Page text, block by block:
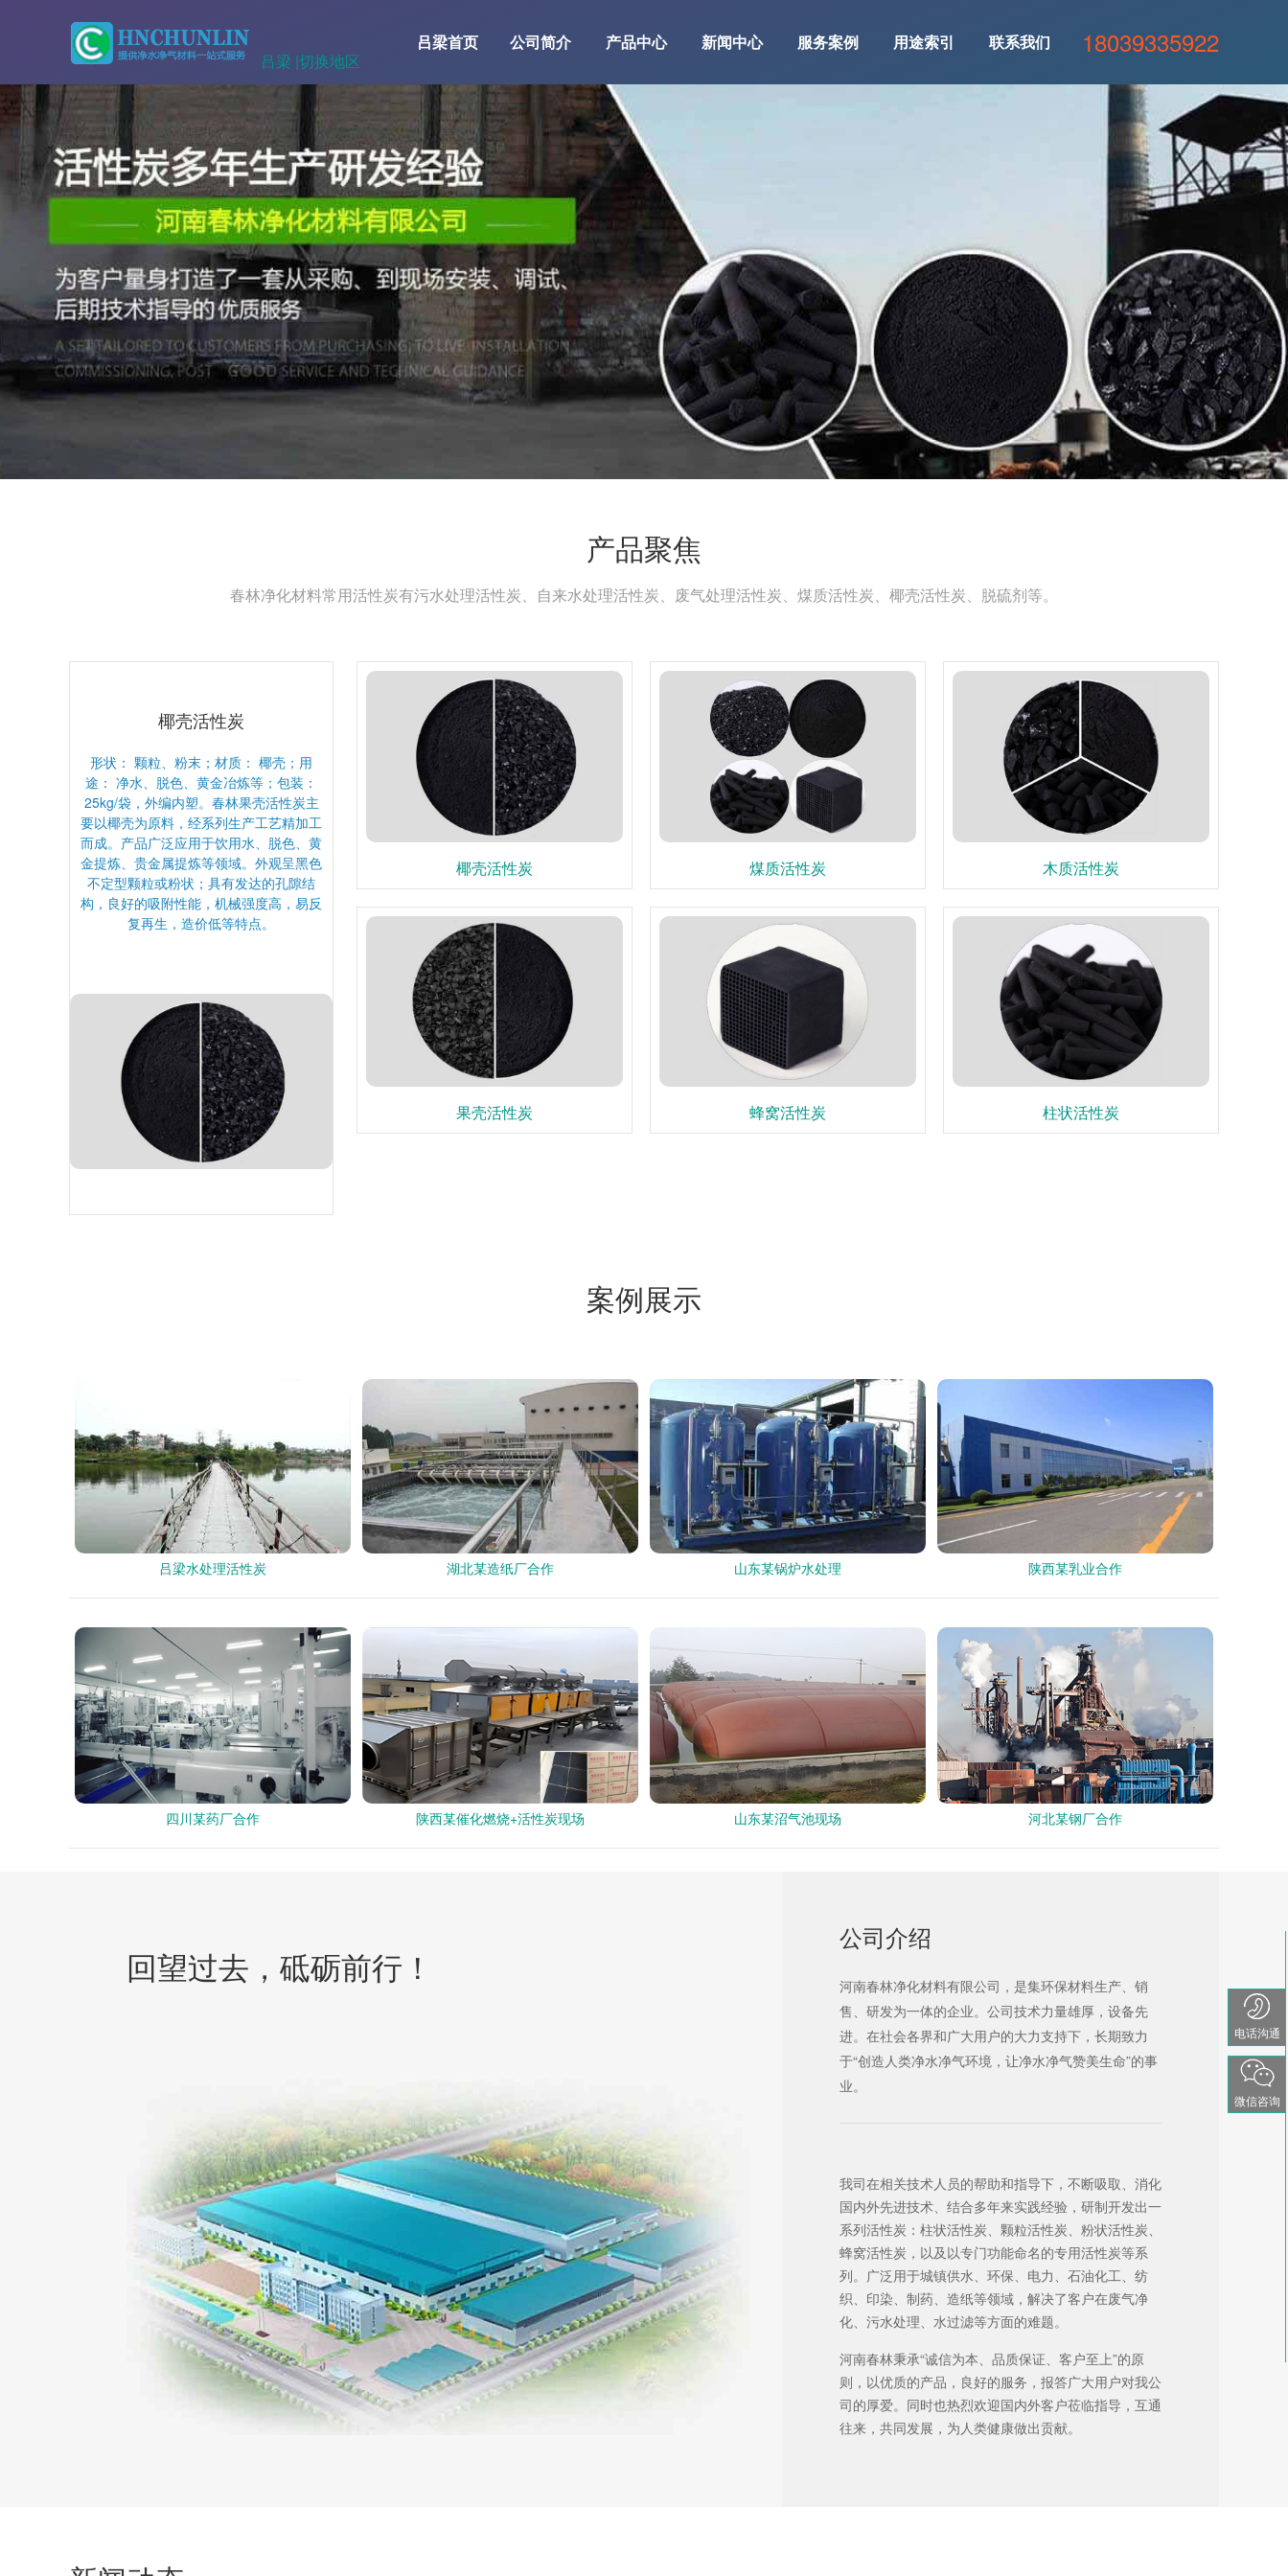
吕梁 |切换地区
吕梁首页 公司简介 产品中心 新闻中心 服务案例 用途索引 联系我们 18039335922
产品聚焦
春林净化材料常用活性炭有污水处理活性炭、自来水处理活性炭、废气处理活性炭、煤质活性炭、椰壳活性炭、脱硫剂等。
椰壳活性炭 煤质活性炭 木质活性炭
果壳活性炭 蜂窝活性炭 柱状活性炭
椰壳活性炭
形状： 颗粒、粉末；材质： 椰壳；用
途： 净水、脱色、黄金冶炼等；包装：
25kg/袋，外编内塑。春林果壳活性炭主
要以椰壳为原料，经系列生产工艺精加工
而成。产品广泛应用于饮用水、脱色、黄
金提炼、贵金属提炼等领域。外观呈黑色
不定型颗粒或粉状；具有发达的孔隙结
构，良好的吸附性能，机械强度高，易反
复再生，造价低等特点。
案例展示
吕梁水处理活性炭 湖北某造纸厂合作 山东某锅炉水处理 陕西某乳业合作
四川某药厂合作 陕西某催化燃烧+活性炭现场 山东某沼气池现场 河北某钢厂合作
回望过去，砥砺前行！
公司介绍
河南春林净化材料有限公司，是集环保材料生产、销
售、研发为一体的企业。公司技术力量雄厚，设备先
进。在社会各界和广大用户的大力支持下，长期致力
于“创造人类净水净气环境，让净水净气赞美生命”的事
业。
我司在相关技术人员的帮助和指导下，不断吸取、消化
国内外先进技术、结合多年来实践经验，研制开发出一
系列活性炭：柱状活性炭、颗粒活性炭、粉状活性炭、
蜂窝活性炭，以及以专门功能命名的专用活性炭等系
列。广泛用于城镇供水、环保、电力、石油化工、纺
织、印染、制药、造纸等领域，解决了客户在废气净
化、污水处理、水过滤等方面的难题。
河南春林秉承“诚信为本、品质保证、客户至上”的原
则，以优质的产品，良好的服务，报答广大用户对我公
司的厚爱。同时也热烈欢迎国内外客户莅临指导，互通
往来，共同发展，为人类健康做出贡献。
电话沟通
微信咨询